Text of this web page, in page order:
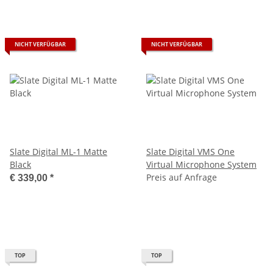
NICHT VERFÜGBAR
Slate Digital ML-1 Matte
Black
€ 339,00 *
NICHT VERFÜGBAR
Slate Digital VMS One
Virtual Microphone System
Preis auf Anfrage
TOP TOP